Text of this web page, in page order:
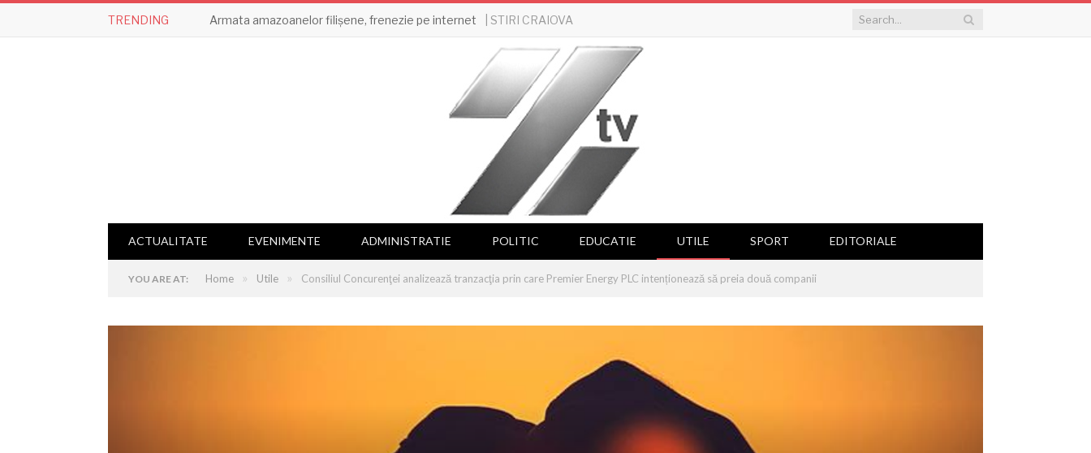
TRENDING Armata amazoanelor filișene, frenezie pe internet | STIRI CRAIOVA
ACTUALITATE EVENIMENTE ADMINISTRATIE POLITIC EDUCATIE UTILE SPORT EDITORIALE
YOU ARE AT: Home » Utile » Consiliul Concurenţei analizează tranzacţia prin care Premier Energy PLC intenționează să preia două companii